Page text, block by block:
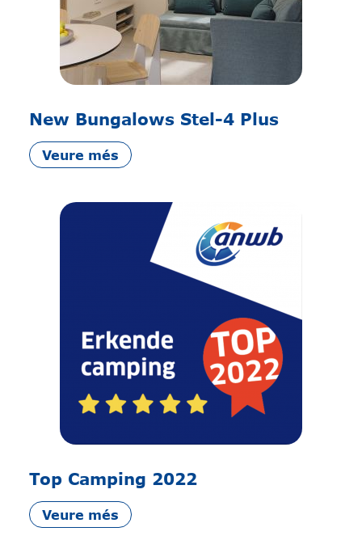
New Bungalows Stel-4 Plus
Veure més
Top Camping 2022
Veure més